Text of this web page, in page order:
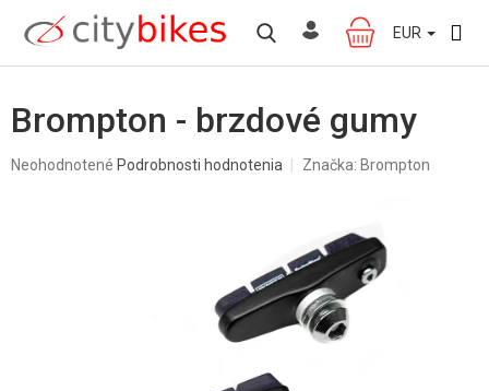
obsah
NÁKUPNÝ
KOŠÍK
EUR
Brompton - brzdové gumy
Priemerné
Neohodnotené Podrobnosti hodnotenia Značka: Brompton